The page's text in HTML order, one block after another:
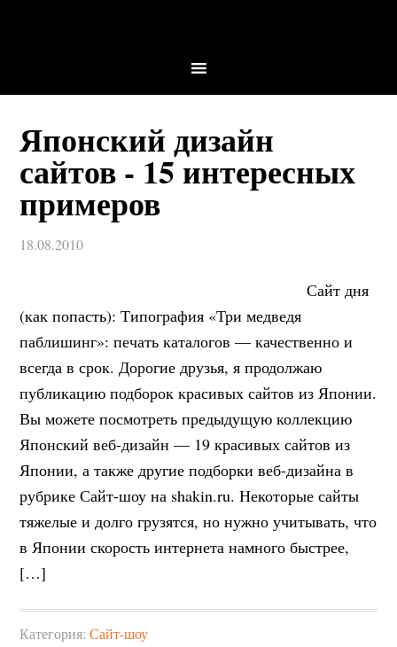
Японский дизайн
сайтов - 15 интересных
примеров
18.08.2010
Сайт дня
(как попасть): Типография «Три медведя
паблишинг»: печать каталогов — качественно и
всегда в срок. Дорогие друзья, я продолжаю
публикацию подборок красивых сайтов из Японии.
Вы можете посмотреть предыдущую коллекцию
Японский веб-дизайн — 19 красивых сайтов из
Японии, а также другие подборки веб-дизайна в
рубрике Сайт-шоу на shakin.ru. Некоторые сайты
тяжелые и долго грузятся, но нужно учитывать, что
в Японии скорость интернета намного быстрее,
[…]
Категория:Сайт-шоу